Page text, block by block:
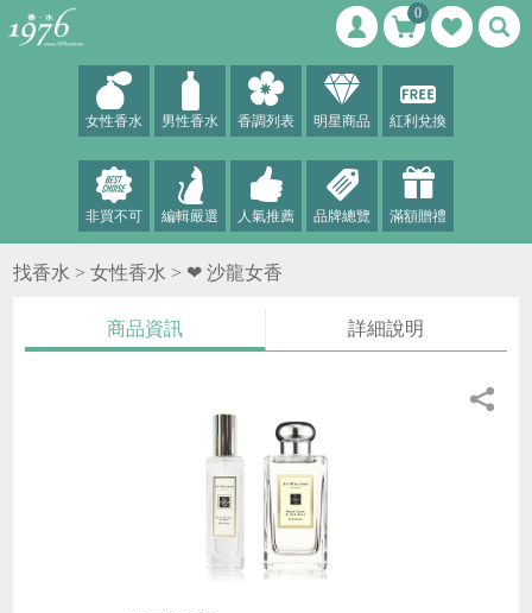
0
女性香水 男性香水 香調列表 明星商品 紅利兌換
非買不可 編輯嚴選 人氣推薦 品牌總覽 滿額贈禮
找香水 >女性香水 > ❤ 沙龍女香
商品資訊 詳細說明